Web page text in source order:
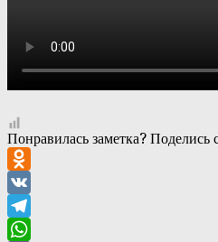
Понравилась заметка? Поделись
Odnoklassniki
VK
Telegram